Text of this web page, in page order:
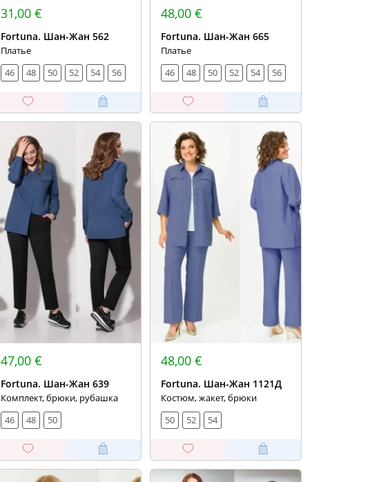
31,00 €
Fortuna. Шан-Жан 562
Платье
46
48 50 52 54 56
48,00 €
Fortuna. Шан-Жан 665
Платье
46
48 50 52 54 56
47,00 €
Fortuna. Шан-Жан 639
Комплект, брюки, рубашка
46
48 50
48,00 €
Fortuna. Шан-Жан 1121Д
Костюм, жакет, брюки
50
52 54